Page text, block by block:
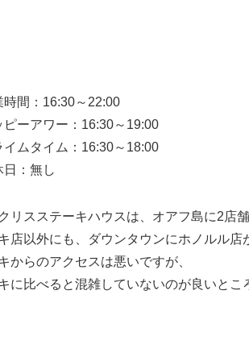
時間：16:30～22:00
ピーアワー：16:30～19:00
イムタイム：16:30～18:00
日：無し
リスステーキハウスは、オアフ島に2店舗
店以外にも、ダウンタウンにホノルル店
からのアクセスは悪いですが、
に比べると混雑していないのが良いとこ